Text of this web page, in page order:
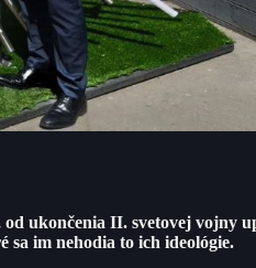
ukončenia II. svetovej
im nehodia to ich ideológie.